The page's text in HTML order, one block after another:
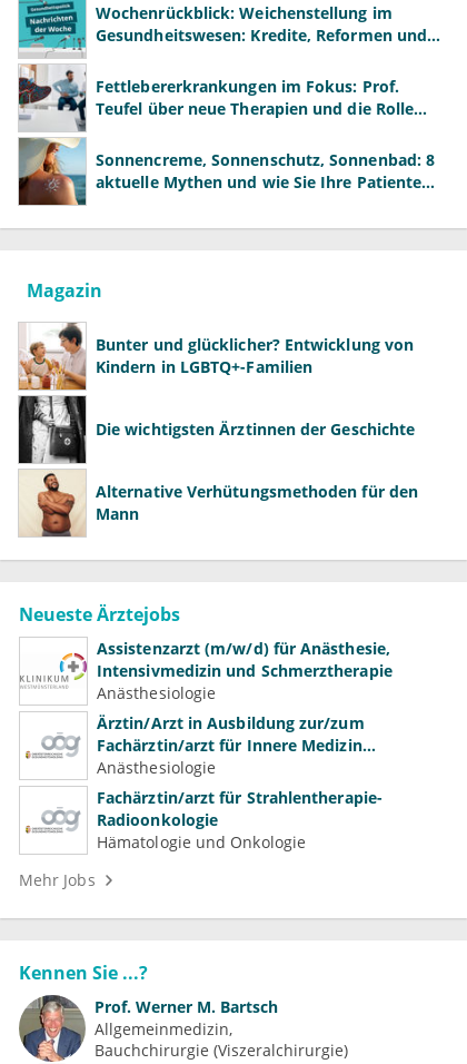
Wochenrückblick: Weichenstellung im
Gesundheitswesen: Kredite, Reformen und
Fettlebererkrankungen im Fokus: Prof.
Teufel über neue Therapien und die Rolle
Sonnencreme, Sonnenschutz, Sonnenbad: 8
aktuelle Mythen und wie Sie Ihre Patienten
Magazin
Bunter und glücklicher? Entwicklung von
Kindern in LGBTQ+-Familien
Die wichtigsten Ärztinnen der Geschichte
Alternative Verhütungsmethoden für den
Mann
Neueste Ärztejobs
Assistenzarzt (m/w/d) für Anästhesie,
Intensivmedizin und Schmerztherapie
Anästhesiologie
Ärztin/Arzt in Ausbildung zur/zum
Fachärztin/arzt für Innere Medizin
(Kardiologie, Nephrologie, Intensivmedizin)
Anästhesiologie
Fachärztin/arzt für Strahlentherapie-
Radioonkologie
Hämatologie und Onkologie
Mehr Jobs
Kennen Sie ...?
Prof. Werner M. Bartsch
Allgemeinmedizin
Bauchchirurgie (Viszeralchirurgie)